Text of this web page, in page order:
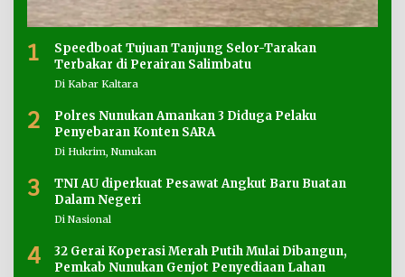
1
Speedboat Tujuan Tanjung Selor-Tarakan
Terbakar di Perairan Salimbatu
Di Kabar Kaltara
2
Polres Nunukan Amankan 3 Diduga Pelaku
Penyebaran Konten SARA
Di Hukrim, Nunukan
3
TNI AU diperkuat Pesawat Angkut Baru Buatan
Dalam Negeri
Di Nasional
4
32 Gerai Koperasi Merah Putih Mulai Dibangun,
Pemkab Nunukan Genjot Penyediaan Lahan